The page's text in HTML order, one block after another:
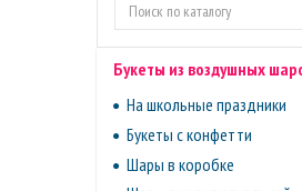
Букеты из воздушных
На школьные праздники
Букеты с конфетти
Шары в коробке